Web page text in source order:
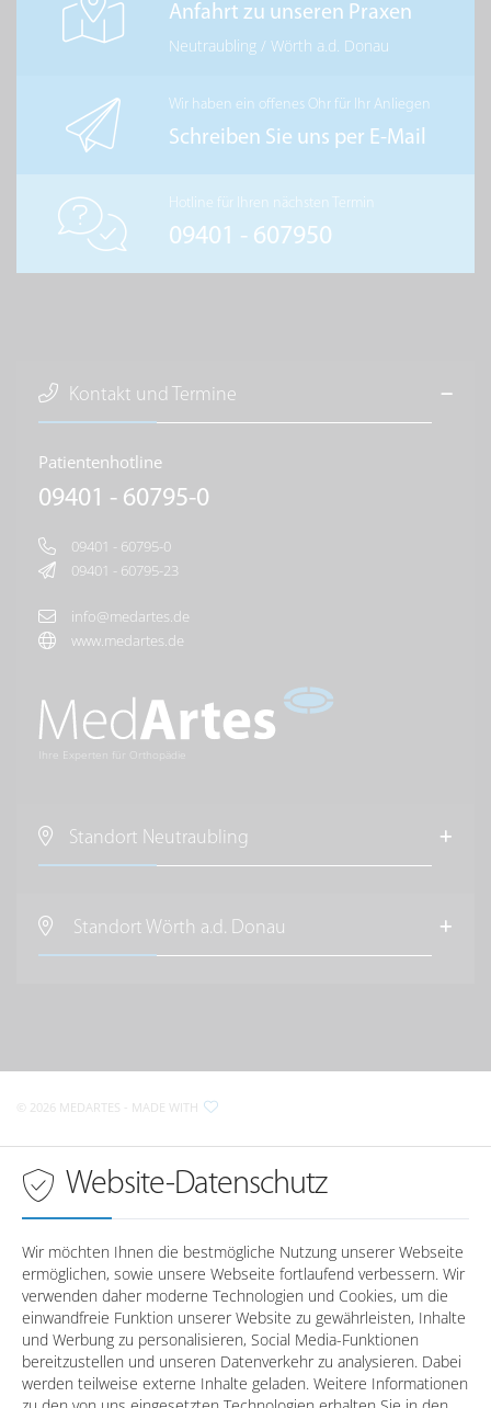
Anfahrt zu unseren Praxen
Neutraubling /Wörth a.d. Donau
Wir haben ein offenes Ohr für Ihr Anliegen
Schreiben Sie uns per E-Mail
Hotline für Ihren nächsten Termin
09401 - 607950
Kontakt und Termine
Patientenhotline
09401 - 60795-0
09401 - 60795-0
09401 - 60795-23
info@medartes.de
www.medartes.de
Ihre Experten für Orthopädie
Standort Neutraubling
im Raum Regensburg
Regensburger Straße 13
Mittwoch
08:00 - 18:00 Uhr
Telefonzeiten inRegensburg
Montag
08:00 - 12:30 / 14:00 - 17:00
Dienstag
08:00 - 12:30
Mittwoch
08:00 - 12:30 / 14:00 - 17:00
Standort Wörth a.d. Donau
D-93086Wörth a.d. Donau
Sprechzeiten inWörth a.d. Donau
Montag
-
Dienstag
-
Mittwoch
-
Donnerstag
-
Freitag
-
Telefonzeiten inWörth a.d. Donau
© 2026 MEDARTES - MADE WITH
Website-Datenschutz
Wir möchten Ihnen die bestmögliche Nutzung unserer Webseite
ermöglichen, sowie unsere Webseite fortlaufend verbessern. Wir
verwenden daher moderne Technologien und Cookies, um die
einwandfreie Funktion unserer Website zu gewährleisten, Inhalte
und Werbung zu personalisieren, Social Media-Funktionen
bereitzustellen und unseren Datenverkehr zu analysieren. Dabei
werden teilweise externe Inhalte geladen. Weitere Informationen